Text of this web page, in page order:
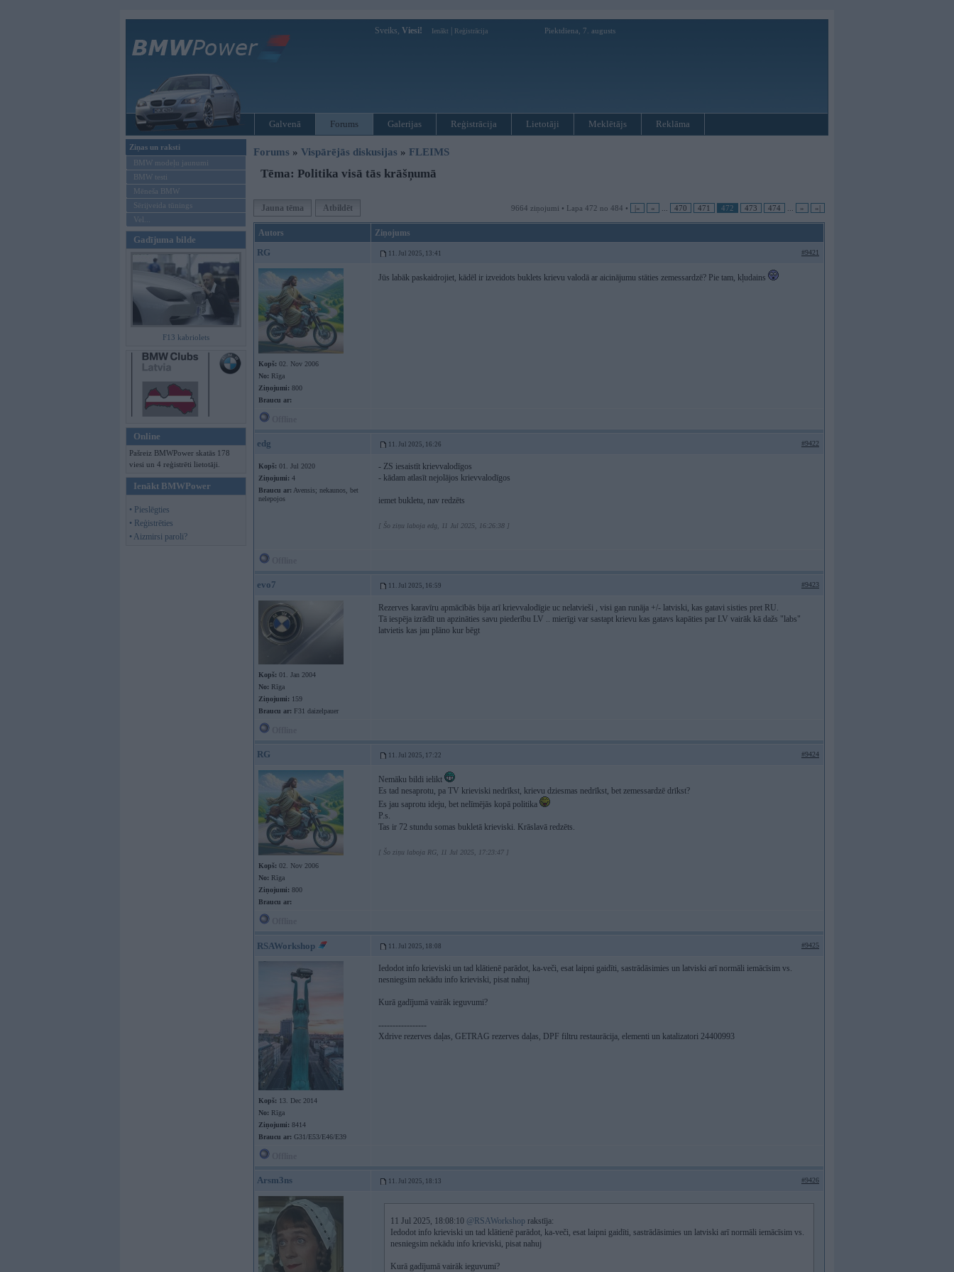
Sveiks, Viesi! Ienākt Reģistrācija Piektdiena, 7. augusts
Galvenā Forums Galerijas Reģistrācija Lietotāji Meklētājs Reklāma
Ziņas un raksti
BMW modeļu jaunumi
BMW testi
Mēneša BMW
Sērijveida tūnings
Vel...
Gadījuma bilde
F13 kabriolets
Online
Pašreiz BMWPower skatās 178
viesi un 4 reģistrēti lietotāji.
Ienākt BMWPower
• Pieslēgties
• Reģistrēties
• Aizmirsi paroli?
Forums » Vispārējās diskusijas » FLEIMS
Tēma: Politika visā tās krāšņumā
Jauna tēma Atbildēt 9664 ziņojumi • Lapa 472 no 484 • |« « 470 471 472 473 474 » »|
Autors Ziņojums
RG 11. Jul 2025, 13:41 #9421
Kopš: 02. Nov 2006
No: Rīga
Ziņojumi: 800
Braucu ar:
Jūs labāk paskaidrojiet, kādēl ir izveidots buklets krievu valodā ar aicinājumu stāties zemessardzē? Pie tam, kļudains
edg 11. Jul 2025, 16:26 #9422
Kopš: 01. Jul 2020
Ziņojumi: 4
Braucu ar: Avensis; nekaunos, bet
nelepojos
- ZS iesaistīt krievvalodīgos
- kādam atlasīt nejolājos krievvalodīgos
iemet bukletu, nav redzēts
[ Šo ziņu laboja edg, 11 Jul 2025, 16:26:38 ]
evo7 11. Jul 2025, 16:59 #9423
Kopš: 01. Jan 2004
No: Rīga
Ziņojumi: 159
Braucu ar: F31 daizelpauer
Rezerves karavīru apmācībās bija arī krievvalodīgie uc nelatvieši , visi gan runāja +/- latviski, kas gatavi sisties pret RU.
Tā iespēja izrādīt un apzināties savu piederību LV .. mierīgi var sastapt krievu kas gatavs kapāties par LV vairāk kā dažs "labs"
latvietis kas jau plāno kur bēgt
RG 11. Jul 2025, 17:22 #9424
Kopš: 02. Nov 2006
No: Rīga
Ziņojumi: 800
Braucu ar:
Nemāku bildi ielikt
Es tad nesaprotu, pa TV krieviski nedrīkst, krievu dziesmas nedrīkst, bet zemessardzē drīkst?
Es jau saprotu ideju, bet nelīmējās kopā politika
P.s.
Tas ir 72 stundu somas bukletā krieviski. Krāslavā redzēts.
[ Šo ziņu laboja RG, 11 Jul 2025, 17:23:47 ]
RSAWorkshop 11. Jul 2025, 18:08 #9425
Kopš: 13. Dec 2014
No: Rīga
Ziņojumi: 8414
Braucu ar: G31/E53/E46/E39
Iedodot info krieviski un tad klātienē parādot, ka-veči, esat laipni gaidīti, sastrādāsimies un latviski arī normāli iemācīsim vs.
nesniegsim nekādu info krieviski, pisat nahuj
Kurā gadījumā vairāk ieguvumi?
-----------------
Xdrive rezerves daļas, GETRAG rezerves daļas, DPF filtru restaurācija, elementi un katalizatori 24400993
Arsm3ns 11. Jul 2025, 18:13 #9426
11 Jul 2025, 18:08:10 @RSAWorkshop rakstīja:
Iedodot info krieviski un tad klātienē parādot, ka-veči, esat laipni gaidīti, sastrādāsimies un latviski arī normāli iemācīsim vs.
nesniegsim nekādu info krieviski, pisat nahuj
Kurā gadījumā vairāk ieguvumi?